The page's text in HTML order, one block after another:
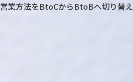
営業方法をBtoCからBtoBへ切り替え